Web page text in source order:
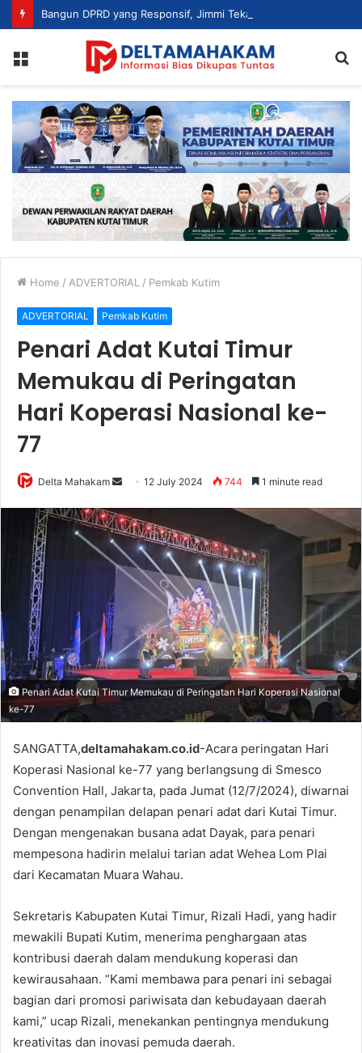
Home / ADVERTORIAL / Pemkab Kutim
ADVERTORIAL Pemkab Kutim
Penari Adat Kutai Timur
Memukau di Peringatan
Hari Koperasi Nasional ke-
77
Delta Mahakam
n
d
a
n
i
l
12 July 2024 744 1 minute read
Penari Adat Kutai Timur Memukau di Peringatan Hari Koperasi Nasional
ke-77
SANGATTA,deltamahakam.co.id-Acara peringatan Hari
Koperasi Nasional ke-77 yang berlangsung di Smesco
Convention Hall, Jakarta, pada Jumat (12/7/2024), diwarnai
dengan penampilan delapan penari adat dari Kutai Timur.
Dengan mengenakan busana adat Dayak, para penari
mempesona hadirin melalui tarian adat Wehea Lom Plai
dari Kecamatan Muara Wahau.
Sekretaris Kabupaten Kutai Timur, Rizali Hadi, yang hadir
mewakili Bupati Kutim, menerima penghargaan atas
kontribusi daerah dalam mendukung koperasi dan
kewirausahaan. “Kami membawa para penari ini sebagai
bagian dari promosi pariwisata dan kebudayaan daerah
kami,” ucap Rizali, menekankan pentingnya mendukung
kreativitas dan inovasi pemuda daerah.